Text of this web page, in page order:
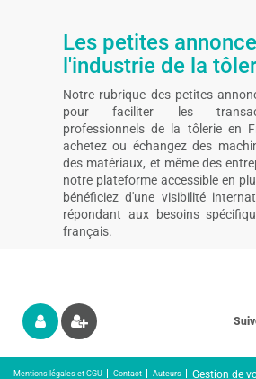
Les petites
l'industrie de la
Notre rubrique des petites
pour faciliter les
professionnels de la tôlerie en
achetez ou échangez des
des matériaux, et même des
notre plateforme accessible en
bénéficiez d'une visibilité
répondant aux besoins
français.
Mentions légales et CGU Contact Auteurs Gestion de